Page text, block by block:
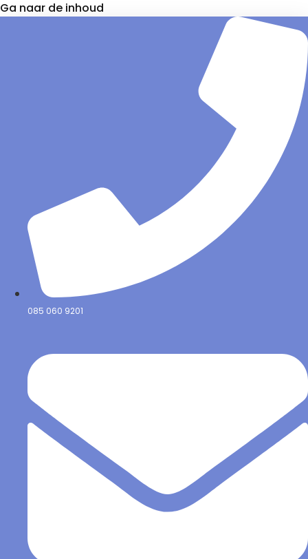
Ga naar de inhoud
085 060 9201